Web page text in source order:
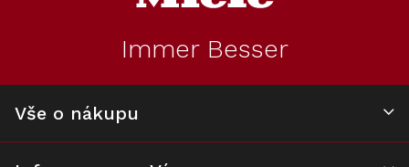
Filtr AirClean
Miele RX2/RX3-AP
Skladem
479 Kč
Kartáčový válec
Miele RX2-BW
Skladem v Miele
690 Kč
Immer Besser
Vše o nákupu